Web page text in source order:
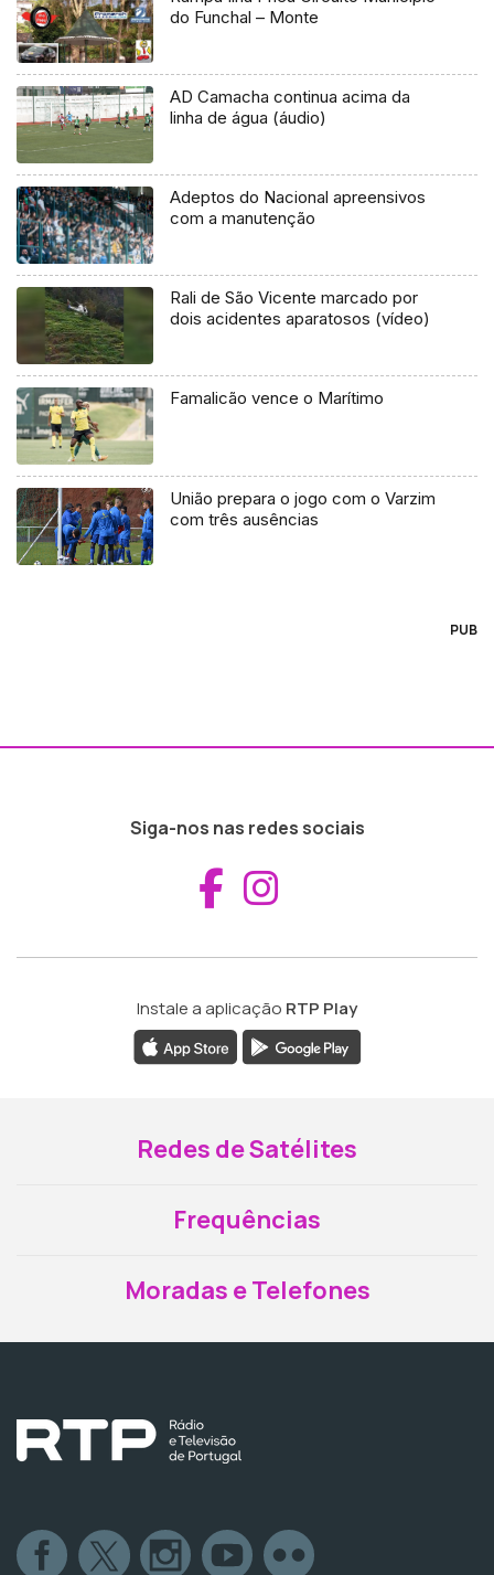
do Funchal – Monte
AD Camacha continua acima da
linha de água (áudio)
Adeptos do Nacional apreensivos
com a manutenção
Rali de São Vicente marcado por
dois acidentes aparatosos (vídeo)
Famalicão vence o Marítimo
União prepara o jogo com o Varzim
com três ausências
PUB
Siga-nos nas redes sociais
Aceder ao
Instale a aplicação RTP Play
Redes de Satélites
Frequências
Moradas e Telefones